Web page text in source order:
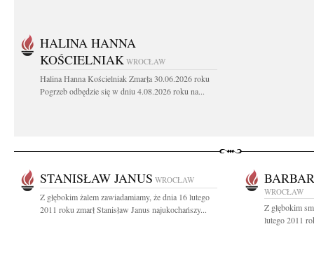
HALINA HANNA
KOŚCIELNIAK WROCŁAW
Halina Hanna Kościelniak Zmarła 30.06.2026 roku
Pogrzeb odbędzie się w dniu 4.08.2026 roku na...
STANISŁAW JANUS WROCŁAW
Z głębokim żalem zawiadamiamy, że dnia 16 lutego
2011 roku zmarł Stanisław Janus najukochańszy...
WROCŁAW
Z głębokim
lutego 2011